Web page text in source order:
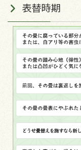
表替時期